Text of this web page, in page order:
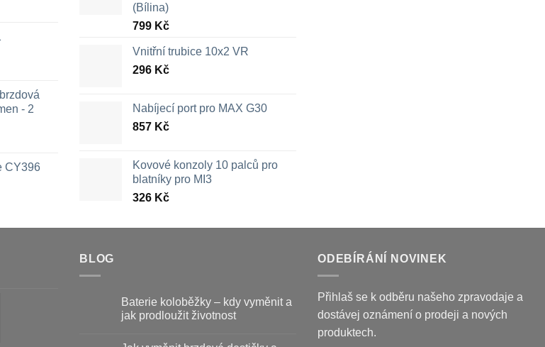
- 2
CY396
(Bílina)
799 Kč
Vnitřní trubice 10x2 VR
296 Kč
Nabíjecí port pro MAX G30
857 Kč
Kovové konzoly 10 palců pro
blatníky pro MI3
326 Kč
BLOG
Baterie koloběžky – kdy vyměnit a
jak prodloužit životnost
ODEBÍRÁNÍ NOVINEK
Přihlaš se k odběru našeho zpravodaje a
dostávej oznámení o prodeji a nových
produktech.